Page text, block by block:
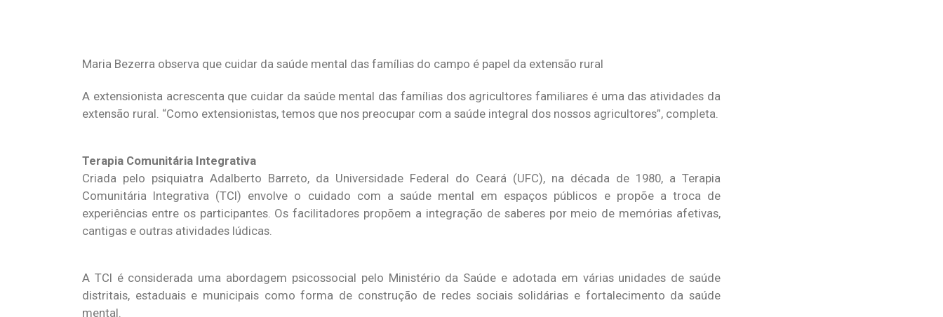
Maria Bezerra observa que cuidar da saúde mental das famílias do campo é papel da extensão rural
A extensionista acrescenta que cuidar da saúde mental das famílias dos agricultores familiares é uma das atividades da
extensão rural. “Como extensionistas, temos que nos preocupar com a saúde integral dos nossos agricultores”, completa.
Terapia Comunitária Integrativa
Criada pelo psiquiatra Adalberto Barreto, da Universidade Federal do Ceará (UFC), na década de 1980, a Terapia
Comunitária Integrativa (TCI) envolve o cuidado com a saúde mental em espaços públicos e propõe a troca de
experiências entre os participantes. Os facilitadores propõem a integração de saberes por meio de memórias afetivas,
cantigas e outras atividades lúdicas.
A TCI é considerada uma abordagem psicossocial pelo Ministério da Saúde e adotada em várias unidades de saúde
distritais, estaduais e municipais como forma de construção de redes sociais solidárias e fortalecimento da saúde
mental.